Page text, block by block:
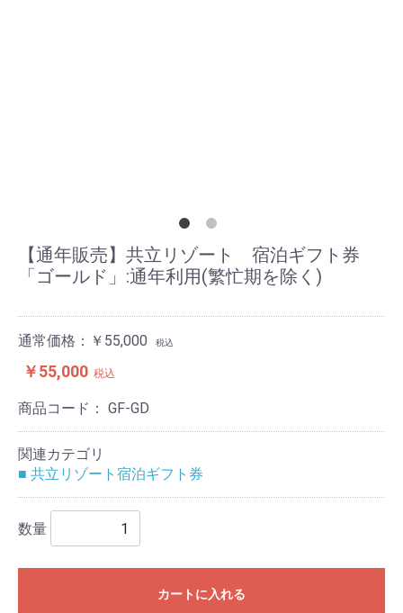
【通年販売】共立リゾート 宿泊ギフト券
「ゴールド」:通年利用(繁忙期を除く)
通常価格：￥55,000 税込
￥55,000 税込
商品コード： GF-GD
関連カテゴリ
■ 共立リゾート宿泊ギフト券
数量
カートに入れる